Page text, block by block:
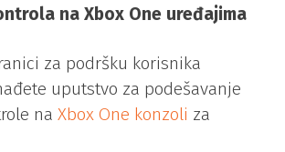
na Xbox One uređajima
za podršku korisnika
uputstvo za podešavanje
na Xbox One konzoli za